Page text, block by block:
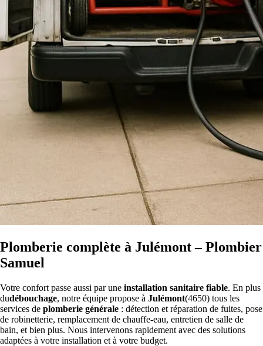
Plomberie complète à Julémont – Plombier
Samuel
Votre confort passe aussi par une installation sanitaire fiable. En plus
dudébouchage, notre équipe propose à Julémont(4650) tous les
services de plomberie générale : détection et réparation de fuites, pose
de robinetterie, remplacement de chauffe-eau, entretien de salle de
bain, et bien plus. Nous intervenons rapidement avec des solutions
adaptées à votre installation et à votre budget.